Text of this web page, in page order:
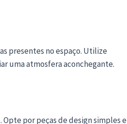
presentes no espaço. Utilize
uma atmosfera aconchegante.
por peças de design simples e